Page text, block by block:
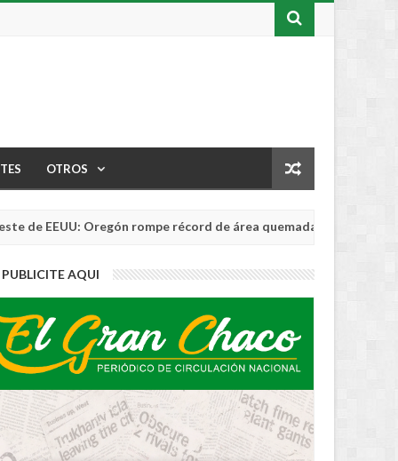
OTROS
Oregón rompe récord de área quemada
20260
PUBLICITE AQUI